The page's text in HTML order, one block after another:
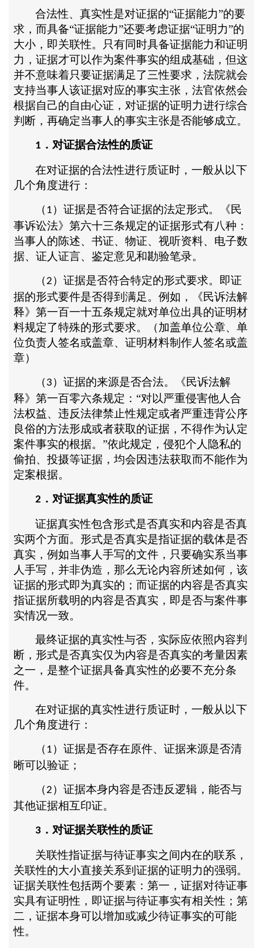
合法性、真实性是对证据的“证据能力”的要
求，而具备“证据能力”还要考虑证据“证明力”的
大小，即关联性。只有同时具备证据能力和证明
力，证据才可以作为案件事实的组成基础，但这
并不意味着只要证据满足了三性要求，法院就会
支持当事人该证据对应的事实主张，法官依然会
根据自己的自由心证，对证据的证明力进行综合
判断，再确定当事人的事实主张是否能够成立。
1 ．对证据合法性的质证
在对证据的合法性进行质证时，一般从以下
几个角度进行：
（ 1 ）证据是否符合证据的法定形式。《民
事诉讼法》第六十三条规定的证据形式有八种：
当事人的陈述、书证、物证、视听资料、电子数
据、证人证言、鉴定意见和勘验笔录。
（2 ）证据是否符合特定的形式要求。即证
据的形式要件是否得到满足。例如，《民诉法解
释》第一百一十五条规定就对单位出具的证明材
料规定了特殊的形式要求。（加盖单位公章、单
位负责人签名或盖章、证明材料制作人签名或盖
章）
（ 3 ）证据的来源是否合法。《民诉法解
释》第一百零六条规定：“对以严重侵害他人合
法权益、违反法律禁止性规定或者严重违背公序
良俗的方法形成或者获取的证据，不得作为认定
案件事实的根据。”依此规定，侵犯个人隐私的
偷拍、投摄等证据，均会因违法获取而不能作为
定案根据。
2 ．对证据真实性的质证
证据真实性包含形式是否真实和内容是否真
实两个方面。形式是否真实是指证据的载体是否
真实，例如当事人手写的文件，只要确实系当事
人手写，并非伪造，那么无论内容所述如何，该
证据的形式即为真实的；而证据的内容是否真实
指证据所载明的内容是否真实，即是否与案件事
实情况一致。
最终证据的真实性与否，实际应依照内容判
断，形式是否真实仅为内容是否真实的考量因素
之一，是整个证据具备真实性的必要不充分条
件。
在对证据的真实性进行质证时，一般从以下
几个角度进行：
（ 1 ）证据是否存在原件、证据来源是否清
晰可以验证；
（2 ）证据本身内容是否违反逻辑，能否与
其他证据相互印证。
3 ．对证据关联性的质证
关联性指证据与待证事实之间内在的联系，
关联性的大小直接关系到证据的证明力的强弱。
证据关联性包括两个要素：第一，证据对待证事
实具有证明性，即证据与待证事实有相关性；第
二，证据本身可以增加或减少待证事实的可能
性。